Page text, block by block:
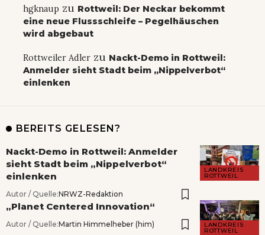
hgknaup zu Rottweil: Der Neckar bekommt
eine neue Flussschleife – Pegelhäuschen
wird abgebaut
Rottweiler Adler zu Nackt-Demo in Rottweil:
Anmelder sieht Stadt beim „Nippelverbot“
einlenken
BEREITS GELESEN?
LANDKREIS
ROTTWEIL
Nackt-Demo in Rottweil: Anmelder
sieht Stadt beim „Nippelverbot“
einlenken
Autor / Quelle:NRWZ-Redaktion
LANDKREIS
ROTTWEIL
„Planet Centered Innovation“
Autor / Quelle:Martin Himmelheber (him)